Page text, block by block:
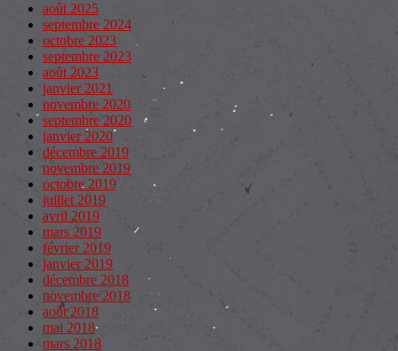
août 2025
septembre 2024
octobre 2023
septembre 2023
août 2023
janvier 2021
novembre 2020
septembre 2020
janvier 2020
décembre 2019
novembre 2019
octobre 2019
juillet 2019
avril 2019
mars 2019
février 2019
janvier 2019
décembre 2018
novembre 2018
août 2018
mai 2018
mars 2018